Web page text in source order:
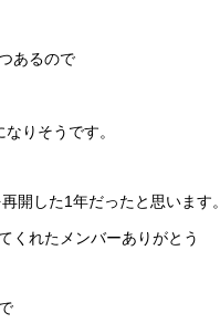
あるので
りそうです。
開した1年だったと思います。
くれたメンバーありがとう